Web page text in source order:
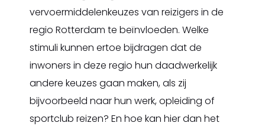
vervoermiddelenkeuzes van reizigers in de
regio Rotterdam te beïnvloeden. Welke
stimuli kunnen ertoe bijdragen dat de
inwoners in deze regio hun daadwerkelijk
andere keuzes gaan maken, als zij
bijvoorbeeld naar hun werk, opleiding of
sportclub reizen? En hoe kan hier dan het